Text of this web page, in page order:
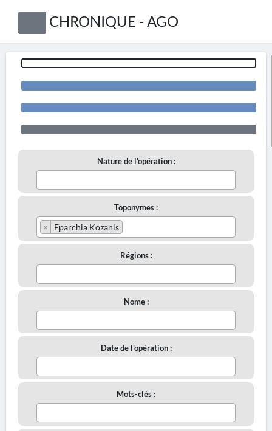
CHRONIQUE - AGO
Nature de l'opération :
Toponymes :
× Eparchia Kozanis
Régions :
Nome :
Date de l'opération :
Mots-clés :